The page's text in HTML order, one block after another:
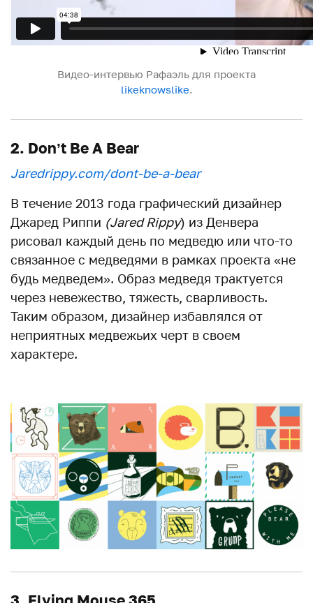
Видео-интервью Рафаэль для проекта
likeknowslike.
2. Don’t Be A Bear
Jaredrippy.com/dont-be-a-bear
В течение 2013 года графический дизайнер
Джаред Риппи (Jared Rippy) из Денвера
рисовал каждый день по медведю или что-то
связанное с медведями в рамках проекта «не
будь медведем». Образ медведя трактуется
через невежество, тяжесть, сварливость.
Таким образом, дизайнер избавлялся от
неприятных медвежьих черт в своем
характере.